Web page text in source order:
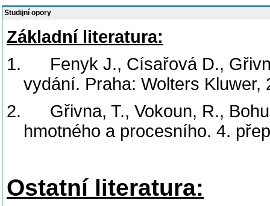
Studijní opory
Základní literatura:
1.
Fenyk J., Císařová D.,
vydání. Praha: Wolters Kluwer,
2.
Gřivna, T., Vokoun, R.,
hmotného a procesního. 4.
Ostatní literatura: